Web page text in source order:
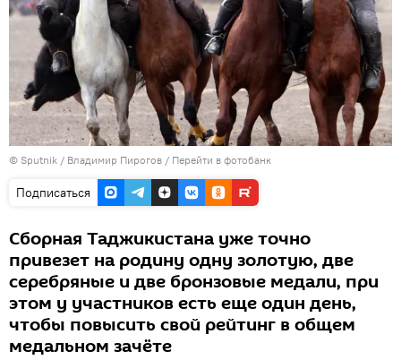
© Sputnik / Владимир Пирогов / Перейти в фотобанк
Подписаться
Сборная Таджикистана уже точно
привезет на родину одну золотую, две
серебряные и две бронзовые медали, при
этом у участников есть еще один день,
чтобы повысить свой рейтинг в общем
медальном зачёте